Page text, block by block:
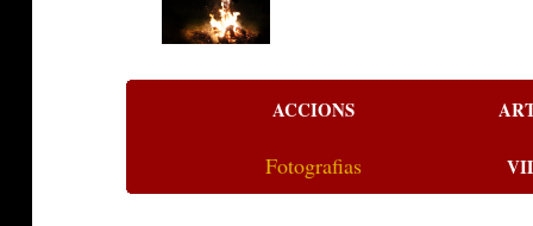
ACCIONS
Fotografias